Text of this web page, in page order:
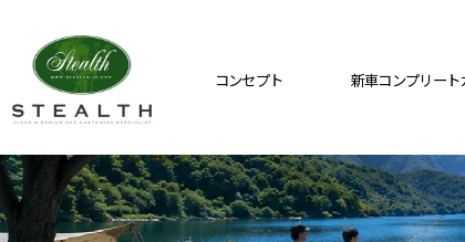
コンセプト 新車コンプリート